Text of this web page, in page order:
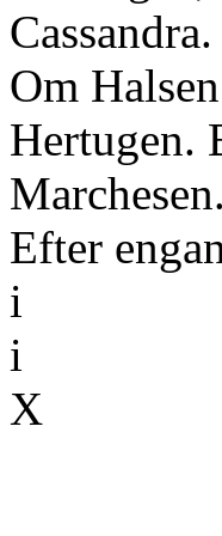
Om
Hertugen.
Efter
i
i
X